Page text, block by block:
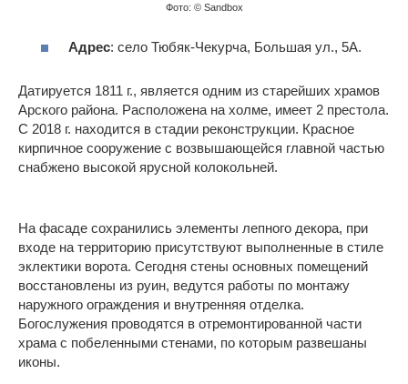
Фото: © Sandbox
Адрес: село Тюбяк-Чекурча, Большая ул., 5А.
Датируется 1811 г., является одним из старейших храмов
Арского района. Расположена на холме, имеет 2 престола.
С 2018 г. находится в стадии реконструкции. Красное
кирпичное сооружение с возвышающейся главной частью
снабжено высокой ярусной колокольней.
На фасаде сохранились элементы лепного декора, при
входе на территорию присутствуют выполненные в стиле
эклектики ворота. Сегодня стены основных помещений
восстановлены из руин, ведутся работы по монтажу
наружного ограждения и внутренняя отделка.
Богослужения проводятся в отремонтированной части
храма с побеленными стенами, по которым развешаны
иконы.